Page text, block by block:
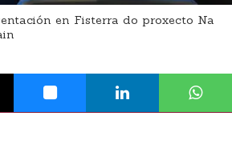
en Fisterra do proxecto Na